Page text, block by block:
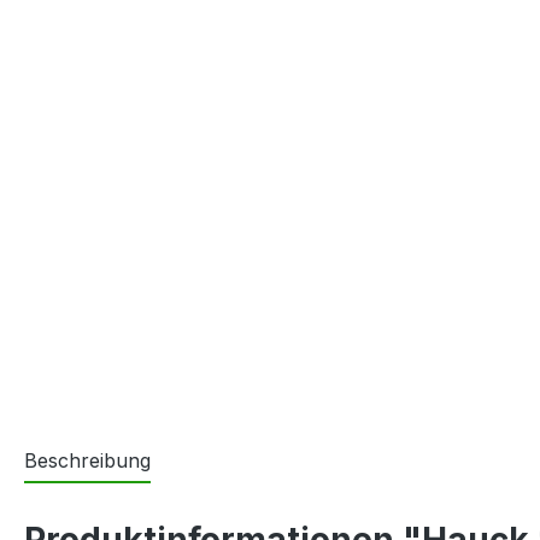
Beschreibung